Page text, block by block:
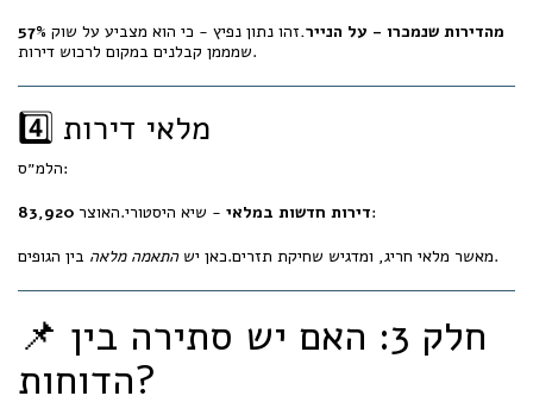
57% מהדירות שנמכרו - על הנייר.זהו נתון נפיץ - כי הוא מצביע על שוק
שמממן קבלנים במקום לרכוש דירות.
4️⃣ מלאי דירות
הלמ״ס:
83,920 דירות חדשות במלאי- שיא היסטורי.האוצר:
מאשר מלאי חריג, ומדגיש שחיקת תזרים.כאן ישהתאמה מלאה בין הגופים.
📌 חלק 3: האם יש סתירה בין
הדוחות?